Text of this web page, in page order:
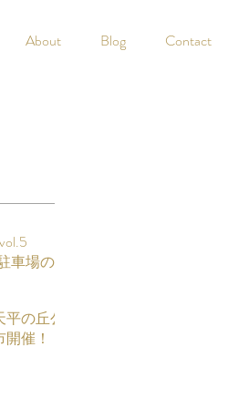
About Blog Contact
車場の
の丘公
催！